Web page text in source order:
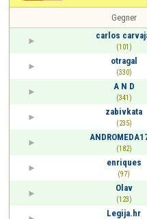
Gegner
carlos
(101)
otragal
(330)
A N D
(341)
zabivkata
(235)
(182)
enriques
(97)
Olav
(123)
Legija.hr